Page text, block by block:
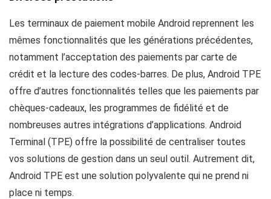
Les terminaux de paiement mobile Android reprennent les
mêmes fonctionnalités que les générations précédentes,
notamment l’acceptation des paiements par carte de
crédit et la lecture des codes-barres. De plus, Android TPE
offre d’autres fonctionnalités telles que les paiements par
chèques-cadeaux, les programmes de fidélité et de
nombreuses autres intégrations d’applications. Android
Terminal (TPE) offre la possibilité de centraliser toutes
vos solutions de gestion dans un seul outil. Autrement dit,
Android TPE est une solution polyvalente qui ne prend ni
place ni temps.